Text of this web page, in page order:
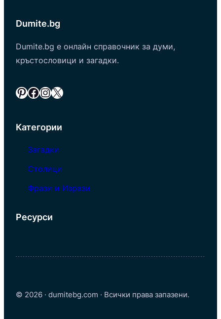
Dumite.bg
Dumite.bg е онлайн справочник за думи,
кръстословици и загадки.
Pinterest Facebook InstagramX
Категории
Загадки
Столици
Фрази и Изрази
Ресурси
© 2026 · dumitebg.com · Всички права запазени.